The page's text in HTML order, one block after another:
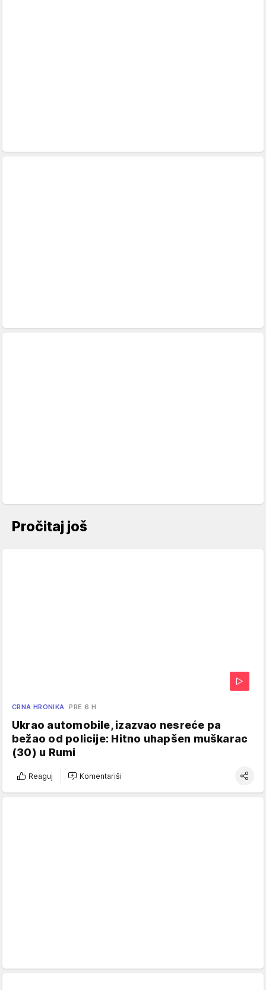
Pročitaj još
CRNA HRONIKA PRE 6 H
Ukrao automobile, izazvao nesreće pa
bežao od policije: Hitno uhapšen muškarac
(30) u Rumi
Reaguj Komentariši